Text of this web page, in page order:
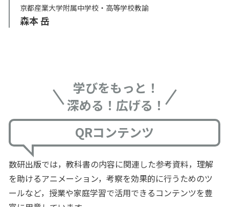
京都産業大学附属中学校・高等学校教諭
森本 岳
学びをもっと！
深める！広げる！
QRコンテンツ
数研出版では，教科書の内容に関連した参考資料，理解
を助けるアニメーション，考察を効果的に行うためのツ
ールなど，授業や家庭学習で活用できるコンテンツを豊